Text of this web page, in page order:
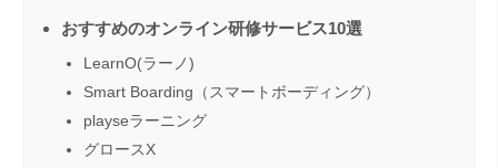
おすすめのオンライン研修サービス10選
LearnO(ラーノ)
Smart Boarding（スマートボーディング）
playseラーニング
グロースX